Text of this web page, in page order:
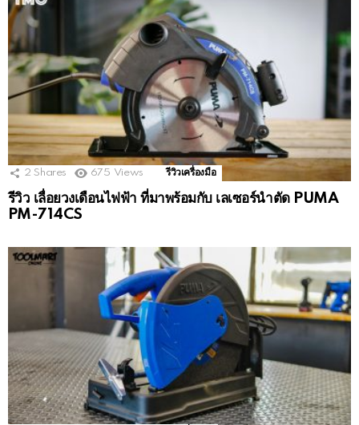
2 Shares 675 Views รีวิวเครื่องมือ
รีวิว เลื่อยวงเดือนไฟฟ้า ที่มาพร้อมกับ เลเซอร์นำตัด PUMA
PM-714CS